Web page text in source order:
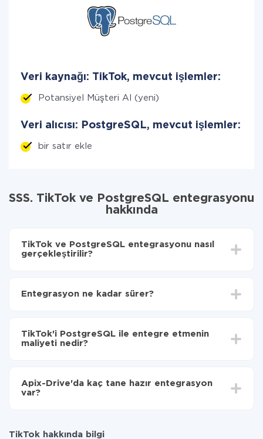
Veri kaynağı: TikTok, mevcut işlemler:
Potansiyel Müşteri Al (yeni)
Veri alıcısı: PostgreSQL, mevcut işlemler:
bir satır ekle
SSS. TikTok ve PostgreSQL entegrasyonu
hakkında
TikTok ve PostgreSQL entegrasyonu nasıl
gerçekleştirilir?
aktarılacağını seçin
PostgreSQL'ye aktarılacaktır.
Entegrasyon ne kadar sürer?
olarak, 10-15 dakika sürer.
TikTok'i PostgreSQL ile entegre etmenin
maliyeti nedir?
Hizmetimiz aracılığıyla yalnızca bir sisteminizden
diğerine aktarılan veri miktarı için ödeme yaparsınız.
Apix-Drive'da kaç tane hazır entegrasyon
var?
TikTok hakkında bilgi